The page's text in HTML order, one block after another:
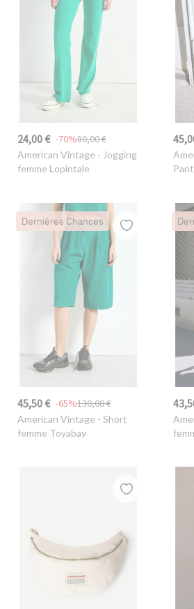
24,00 € 80,00 €
-70%
American Vintage - Jogging
femme Lopintale
Dernières Chances
45,50 € 130,00 €
-65%
American Vintage - Short
femme Toyabay